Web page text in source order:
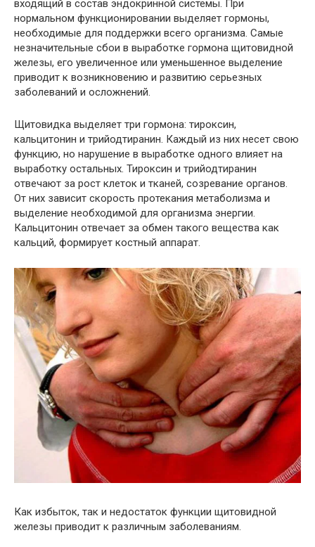
входящий в состав эндокринной системы. При
нормальном функционировании выделяет гормоны,
необходимые для поддержки всего организма. Самые
незначительные сбои в выработке гормона щитовидной
железы, его увеличенное или уменьшенное выделение
приводит к возникновению и развитию серьезных
заболеваний и осложнений.
Щитовидка выделяет три гормона: тироксин,
кальцитонин и трийодтиранин. Каждый из них несет свою
функцию, но нарушение в выработке одного влияет на
выработку остальных. Тироксин и трийодтиранин
отвечают за рост клеток и тканей, созревание органов.
От них зависит скорость протекания метаболизма и
выделение необходимой для организма энергии.
Кальцитонин отвечает за обмен такого вещества как
кальций, формирует костный аппарат.
Как избыток, так и недостаток функции щитовидной
железы приводит к различным заболеваниям.